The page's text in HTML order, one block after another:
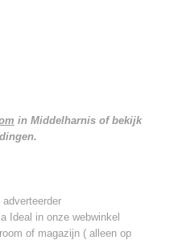
in Middelharnis of bekijk
Ideal in onze webwinkel
of magazijn ( alleen op